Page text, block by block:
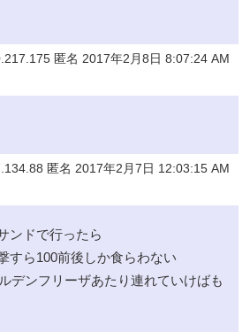
匿名 2017年2月8日 8:07:24 AM
匿名 2017年2月7日 12:03:15 AM
ンドで行ったら
すら100前後しか食らわない
デンフリーザあたり連れていけばも